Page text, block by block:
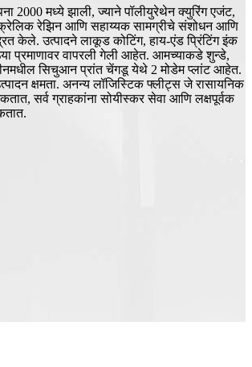
2000 मध्ये झाली, ज्याने पॉलीयुरेथेन क्युरिंग एजंट,
रेझिन आणि सहाय्यक सामग्रीचे संशोधन आणि
केले. उत्पादने लाकूड कोटिंग, हाय-एंड प्रिंटिंग इंक
प्रमाणावर वापरली गेली आहेत. आमच्याकडे शुन्डे,
सिचुआन प्रांत चेंगडू येथे 2 मोडेम प्लांट आहेत.
क्षमता. अनन्य लॉजिस्टिक फ्लीट्स जे रासायनिक
सर्व ग्राहकांना सोयीस्कर सेवा आणि लक्षपूर्वक